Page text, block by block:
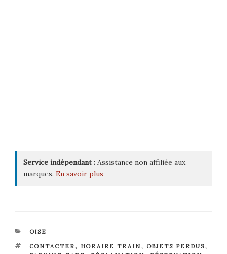
Service indépendant : Assistance non affiliée aux
marques. En savoir plus
CATÉGORIES
OISE
ÉTIQUETTES
CONTACTER, HORAIRE TRAIN , OBJETS PERDUS,